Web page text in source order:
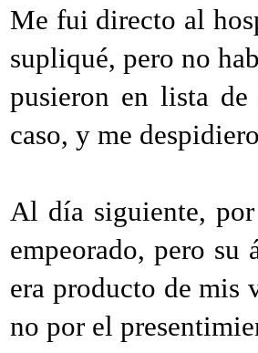
Me fui directo al
supliqué, pero no
pusieron en lista de
caso, y me
Al día siguiente,
empeorado, pero su
era producto de mis
no por el